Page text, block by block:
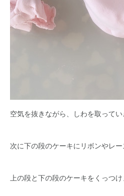
空気を抜きながら、しわを取ってい
次に下の段のケーキにリボンやレー
上の段と下の段のケーキをくっつけ